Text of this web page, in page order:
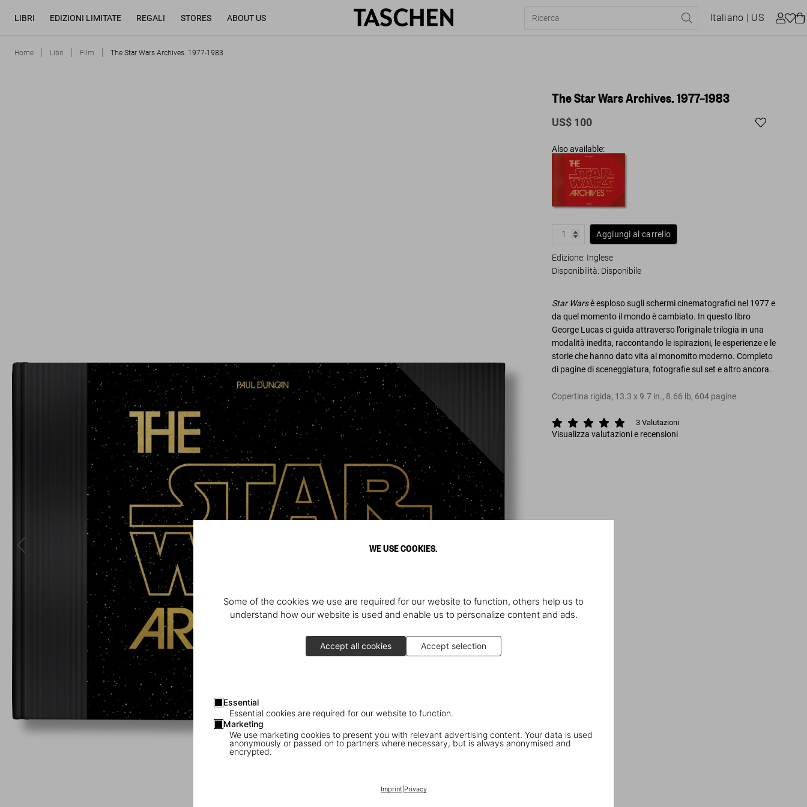
WE USE COOKIES.
Some of the cookies we use are required for our website to function, others help us to
understand how our website is used and enable us to personalize content and ads.
Accept all cookies Accept selection
Essential
Essential cookies are required for our website to function.
Marketing
We use marketing cookies to present you with relevant advertising content. Your data is used
anonymously or passed on to partners where necessary, but is always anonymised and
encrypted.
Imprint| Privacy
LIBRI EDIZIONI LIMITATE REGALI STORES ABOUT US Italiano | US
Home Libri Film The Star Wars Archives. 1977-1983
The Star Wars Archives. 1977–1983
US$ 100
Also available:
Aggiungi al carrello
Edizione: Inglese
Disponibilità: Disponibile
Star Warsè esploso sugli schermi cinematografici nel 1977 e
da quel momento il mondo è cambiato. In questo libro
George Lucas ci guida attraverso l’originale trilogia in una
modalità inedita, raccontando le ispirazioni, le esperienze e le
storie che hanno dato vita al monomito moderno. Completo
di pagine di sceneggiatura, fotografie sul set e altro ancora.
Copertina rigida, 13.3 x9.7 in., 8.66 lb, 604 pagine
3 Valutazioni
Visualizza valutazioni e recensioni